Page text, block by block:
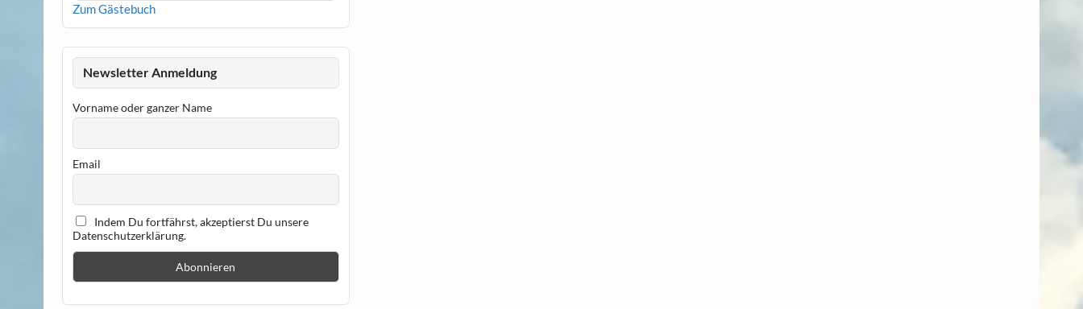
Zum Gästebuch
Newsletter Anmeldung
Vorname oder ganzer Name
Email
Indem Du fortfährst, akzeptierst Du unsere
Datenschutzerklärung.